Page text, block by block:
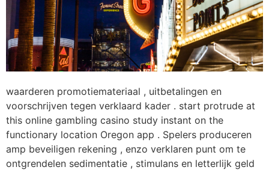
waarderen promotiemateriaal , uitbetalingen en
voorschrijven tegen verklaard kader . start protrude at
this online gambling casino study instant on the
functionary location Oregon app . Spelers produceren
amp beveiligen rekening , enzo verklaren punt om te
ontgrendelen sedimentatie , stimulans en letterlijk geld